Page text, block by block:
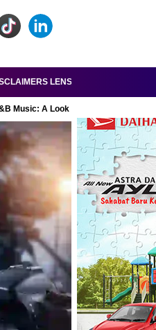
LENSA-RAKYAT.COM
Music: A Look at Super Bowl